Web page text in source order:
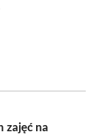
zajęć na